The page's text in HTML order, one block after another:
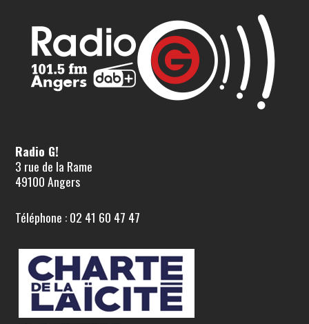
Radio G!
3 rue de la Rame
49100 Angers
Téléphone : 02 41 60 47 47